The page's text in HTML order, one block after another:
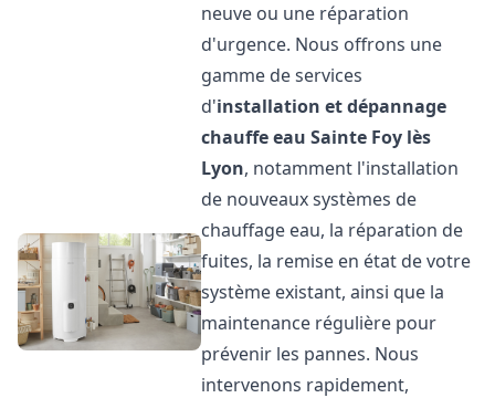
neuve ou une réparation
d'urgence. Nous offrons une
gamme de services
d'installation et dépannage
chauffe eau Sainte Foy lès
Lyon, notamment l'installation
de nouveaux systèmes de
chauffage eau, la réparation de
fuites, la remise en état de votre
système existant, ainsi que la
maintenance régulière pour
prévenir les pannes. Nous
intervenons rapidement,